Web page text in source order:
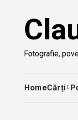
Fotografie,
HomeCărți